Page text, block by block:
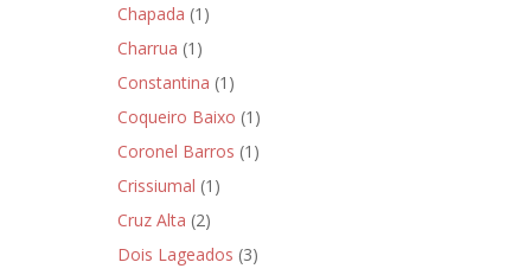
Chapada (1)
Charrua (1)
Constantina (1)
Coqueiro Baixo (1)
Coronel Barros (1)
Crissiumal (1)
Cruz Alta (2)
Dois Lageados (3)